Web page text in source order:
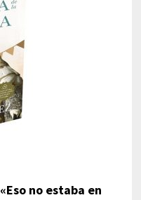
«Eso no estaba en